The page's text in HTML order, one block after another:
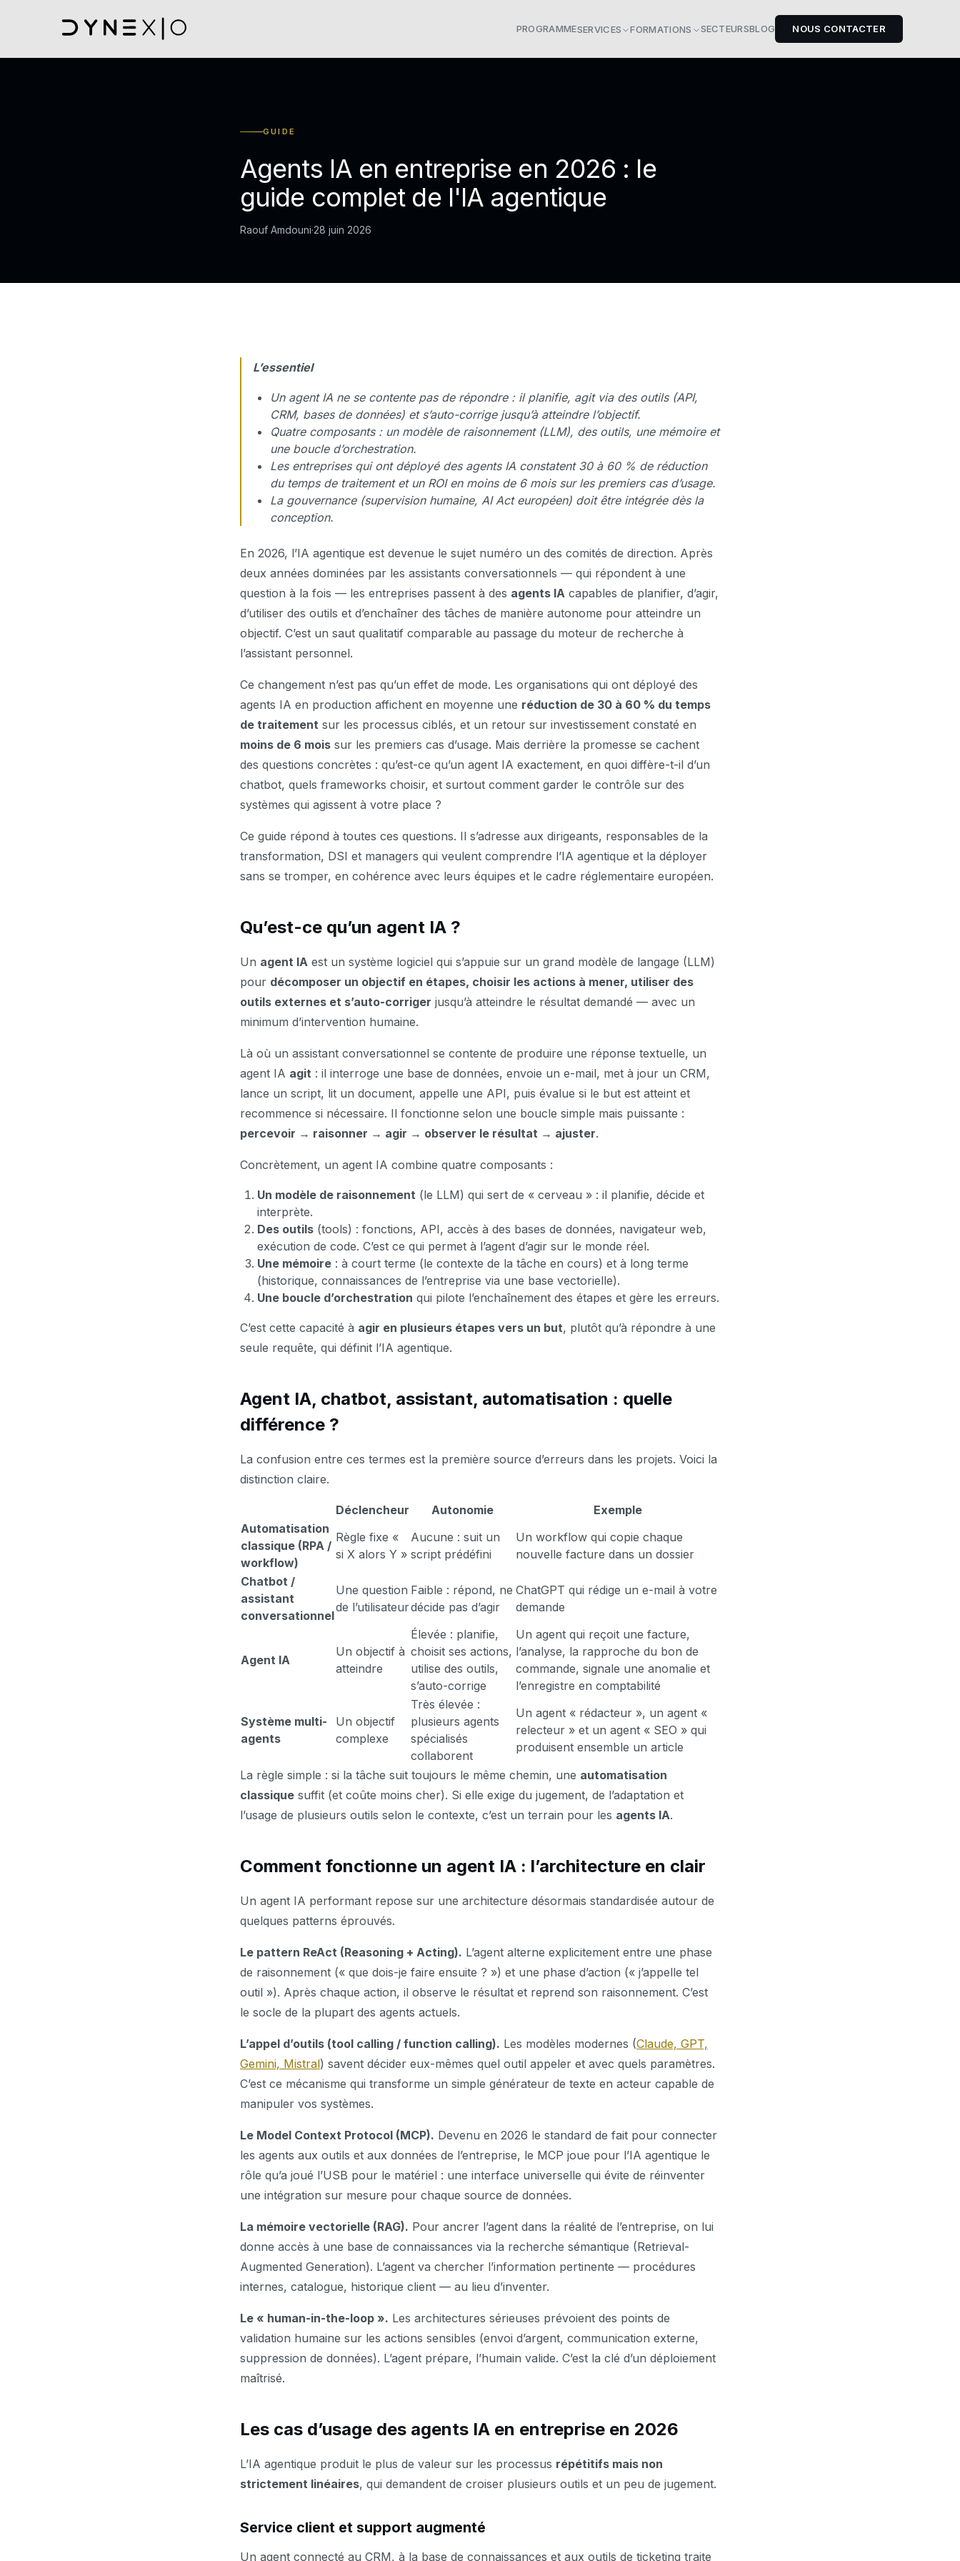
PROGRAMMESERVICES FORMATIONS SECTEURSBLOG NOUS CONTACTER
GUIDE
Agents IA en entreprise en 2026 : le
guide complet de l'IA agentique
Raouf Amdouni·28 juin 2026
L’essentiel
Un agent IA ne se contente pas de répondre : il planifie, agit via des outils (API,
CRM, bases de données) et s’auto-corrige jusqu’à atteindre l’objectif.
Quatre composants : un modèle de raisonnement (LLM), des outils, une mémoire et
une boucle d’orchestration.
Les entreprises qui ont déployé des agents IA constatent 30 à 60 % de réduction
du temps de traitement et un ROI en moins de 6 mois sur les premiers cas d’usage.
La gouvernance (supervision humaine, AI Act européen) doit être intégrée dès la
conception.
En 2026, l’IA agentique est devenue le sujet numéro un des comités de direction. Après
deux années dominées par les assistants conversationnels — qui répondent à une
question à la fois — les entreprises passent à des agents IA capables de planifier, d’agir,
d’utiliser des outils et d’enchaîner des tâches de manière autonome pour atteindre un
objectif. C’est un saut qualitatif comparable au passage du moteur de recherche à
l’assistant personnel.
Ce changement n’est pas qu’un effet de mode. Les organisations qui ont déployé des
agents IA en production affichent en moyenne une réduction de 30 à 60 % du temps
de traitement sur les processus ciblés, et un retour sur investissement constaté en
moins de 6 mois sur les premiers cas d’usage. Mais derrière la promesse se cachent
des questions concrètes : qu’est-ce qu’un agent IA exactement, en quoi diffère-t-il d’un
chatbot, quels frameworks choisir, et surtout comment garder le contrôle sur des
systèmes qui agissent à votre place ?
Ce guide répond à toutes ces questions. Il s’adresse aux dirigeants, responsables de la
transformation, DSI et managers qui veulent comprendre l’IA agentique et la déployer
sans se tromper, en cohérence avec leurs équipes et le cadre réglementaire européen.
Qu’est-ce qu’un agent IA ?
Un agent IA est un système logiciel qui s’appuie sur un grand modèle de langage (LLM)
pour décomposer un objectif en étapes, choisir les actions à mener, utiliser des
outils externes et s’auto-corriger jusqu’à atteindre le résultat demandé — avec un
minimum d’intervention humaine.
Là où un assistant conversationnel se contente de produire une réponse textuelle, un
agent IA agit : il interroge une base de données, envoie un e-mail, met à jour un CRM,
lance un script, lit un document, appelle une API, puis évalue si le but est atteint et
recommence si nécessaire. Il fonctionne selon une boucle simple mais puissante :
percevoir → raisonner → agir → observer le résultat → ajuster.
Concrètement, un agent IA combine quatre composants :
Un modèle de raisonnement (le LLM) qui sert de « cerveau » : il planifie, décide et
interprète.
Des outils (tools) : fonctions, API, accès à des bases de données, navigateur web,
exécution de code. C’est ce qui permet à l’agent d’agir sur le monde réel.
Une mémoire : à court terme (le contexte de la tâche en cours) et à long terme
(historique, connaissances de l’entreprise via une base vectorielle).
Une boucle d’orchestration qui pilote l’enchaînement des étapes et gère les erreurs.
C’est cette capacité à agir en plusieurs étapes vers un but, plutôt qu’à répondre à une
seule requête, qui définit l’IA agentique.
Agent IA, chatbot, assistant, automatisation : quelle
différence ?
La confusion entre ces termes est la première source d’erreurs dans les projets. Voici la
distinction claire.
Déclencheur Autonomie
Exemple
Automatisation
classique (RPA /
workflow)
Règle fixe «
si X alors Y »
Aucune : suit un
script prédéfini
Un workflow qui copie chaque
nouvelle facture dans un dossier
Chatbot /
assistant
conversationnel
Une question
de l’utilisateur
Faible : répond, ne
décide pas d’agir
ChatGPT qui rédige un e-mail à votre
demande
Agent IA
Un objectif à
atteindre
Élevée : planifie,
choisit ses actions,
utilise des outils,
s’auto-corrige
Un agent qui reçoit une facture,
l’analyse, la rapproche du bon de
commande, signale une anomalie et
l’enregistre en comptabilité
Système multi-
agents
Un objectif
complexe
Très élevée :
plusieurs agents
spécialisés
collaborent
Un agent « rédacteur », un agent «
relecteur » et un agent « SEO » qui
produisent ensemble un article
La règle simple : si la tâche suit toujours le même chemin, une automatisation
classique suffit (et coûte moins cher). Si elle exige du jugement, de l’adaptation et
l’usage de plusieurs outils selon le contexte, c’est un terrain pour les agents IA.
Comment fonctionne un agent IA : l’architecture en clair
Un agent IA performant repose sur une architecture désormais standardisée autour de
quelques patterns éprouvés.
Le pattern ReAct (Reasoning + Acting). L’agent alterne explicitement entre une phase
de raisonnement (« que dois-je faire ensuite ? ») et une phase d’action (« j’appelle tel
outil »). Après chaque action, il observe le résultat et reprend son raisonnement. C’est
le socle de la plupart des agents actuels.
L’appel d’outils (tool calling / function calling). Les modèles modernes (Claude, GPT,
Gemini, Mistral) savent décider eux-mêmes quel outil appeler et avec quels paramètres.
C’est ce mécanisme qui transforme un simple générateur de texte en acteur capable de
manipuler vos systèmes.
Le Model Context Protocol (MCP). Devenu en 2026 le standard de fait pour connecter
les agents aux outils et aux données de l’entreprise, le MCP joue pour l’IA agentique le
rôle qu’a joué l’USB pour le matériel : une interface universelle qui évite de réinventer
une intégration sur mesure pour chaque source de données.
La mémoire vectorielle (RAG). Pour ancrer l’agent dans la réalité de l’entreprise, on lui
donne accès à une base de connaissances via la recherche sémantique (Retrieval-
Augmented Generation). L’agent va chercher l’information pertinente — procédures
internes, catalogue, historique client — au lieu d’inventer.
Le « human-in-the-loop ». Les architectures sérieuses prévoient des points de
validation humaine sur les actions sensibles (envoi d’argent, communication externe,
suppression de données). L’agent prépare, l’humain valide. C’est la clé d’un déploiement
maîtrisé.
Les cas d’usage des agents IA en entreprise en 2026
L’IA agentique produit le plus de valeur sur les processus répétitifs mais non
strictement linéaires, qui demandent de croiser plusieurs outils et un peu de jugement.
Service client et support augmenté
Un agent connecté au CRM, à la base de connaissances et aux outils de ticketing traite